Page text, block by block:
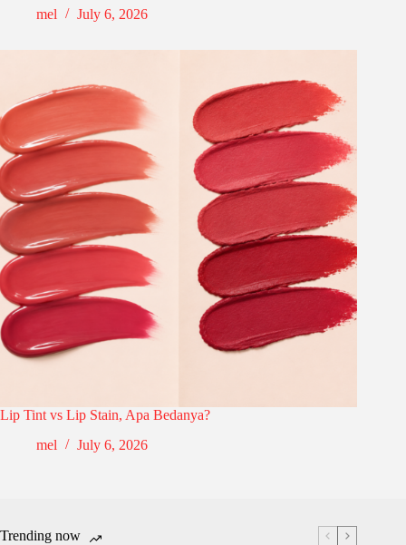
mel
July 6, 2026
Lip Tint vs Lip Stain, Apa Bedanya?
mel
July 6, 2026
Trending now